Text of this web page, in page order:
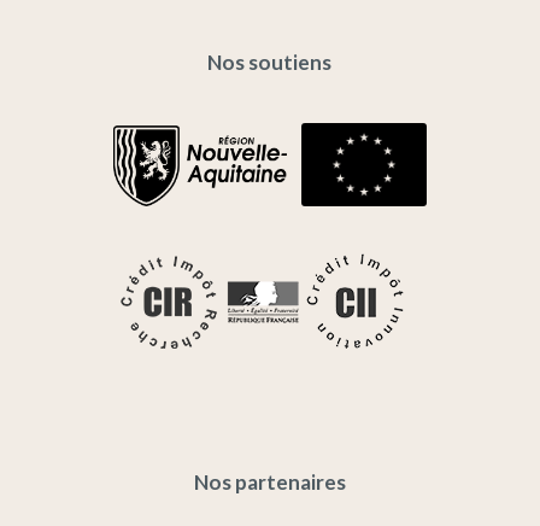
Nos soutiens
Nos partenaires